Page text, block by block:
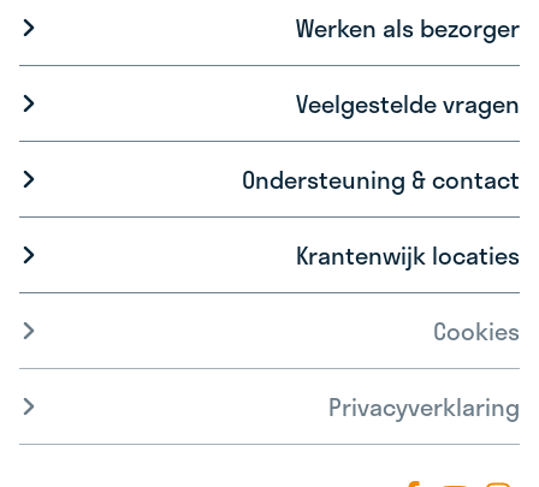
Werken als bezorger
Veelgestelde vragen
Ondersteuning & contact
Krantenwijk locaties
Cookies
Privacyverklaring